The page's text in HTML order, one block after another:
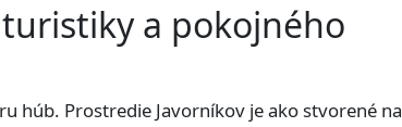
a pokojného
húb. Prostredie Javorníkov je ako stvorené na